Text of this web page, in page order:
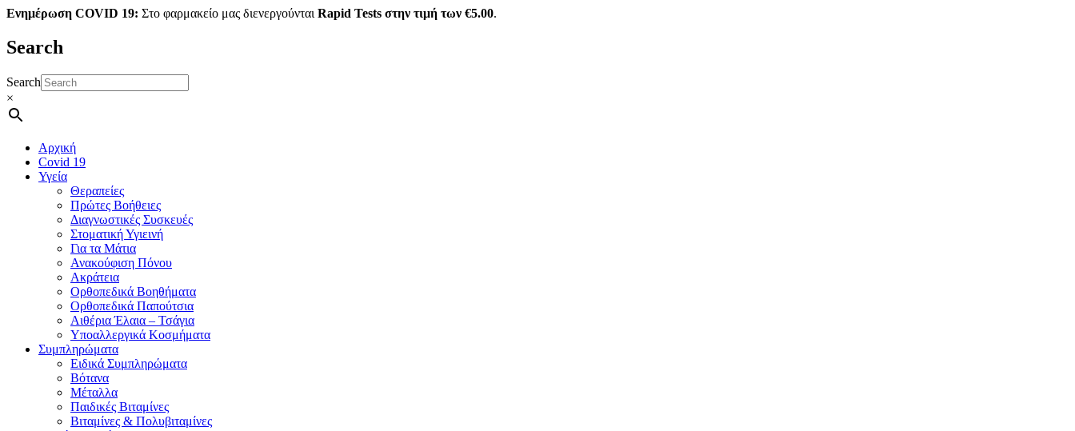
Ενημέρωση COVID 19: Στο φαρμακείο μας διενεργούνται Rapid Tests στην τιμή των €5.00.
Search
Search
×
Αρχική
Covid 19
Υγεία
Θεραπείες
Πρώτες Βοήθειες
Διαγνωστικές Συσκευές
Στοματική Υγιεινή
Για τα Μάτια
Ανακούφιση Πόνου
Ακράτεια
Ορθοπεδικά Βοηθήματα
Ορθοπεδικά Παπούτσια
Αιθέρια Έλαια – Τσάγια
Υποαλλεργικά Κοσμήματα
Συμπληρώματα
Ειδικά Συμπληρώματα
Βότανα
Μέταλλα
Παιδικές Βιταμίνες
Βιταμίνες & Πολυβιταμίνες